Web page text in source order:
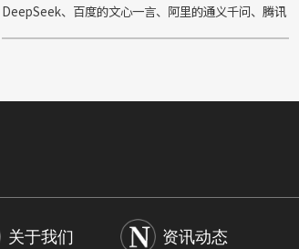
DeepSeek、百度的文心一言、阿里的通义千问、腾讯
的元宝以及360的纳米AI。这些平台的基础模型架构、
关于我们 资讯动态